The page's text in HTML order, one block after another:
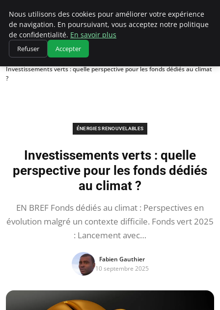
Climatedebtagents
Accueil
Énergies Renouvelables
Investissements verts : quelle perspective pour les fonds dédiés au climat
?
ÉNERGIES RENOUVELABLES
Investissements verts : quelle
perspective pour les fonds dédiés
au climat ?
EN BREF Fonds dédiés au climat : Perspectives en
évolution malgré un contexte difficile. Fonds vert 2025
: Lancement avec…
Fabien Gauthier
10 septembre 2025
Nous utilisons des cookies pour améliorer votre expérience
de navigation. En poursuivant, vous acceptez notre politique
de confidentialité. En savoir plus
Refuser Accepter